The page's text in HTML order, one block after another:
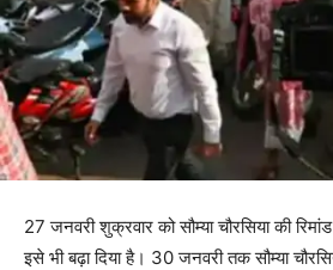
27 जनवरी शुक्रवार को सौम्या चौरसिया की
इसे भी बढ़ा दिया है। 30 जनवरी तक सौम्या